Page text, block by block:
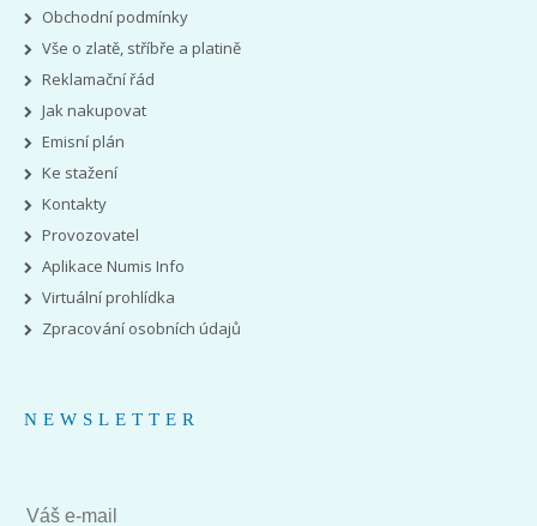
Obchodní podmínky
Vše o zlatě, stříbře a platině
Reklamační řád
Jak nakupovat
Emisní plán
Ke stažení
Kontakty
Provozovatel
Aplikace Numis Info
Virtuální prohlídka
Zpracování osobních údajů
NEWSLETTER